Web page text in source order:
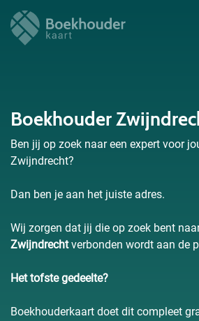
Boekhouder
Ben jij op zoek naar een expert voor
Zwijndrecht?
Dan ben je aan het juiste adres.
Wij zorgen dat jij die op zoek bent
Zwijndrechtverbonden wordt aan de
Het tofste gedeelte?
Boekhouderkaart doet dit compleet